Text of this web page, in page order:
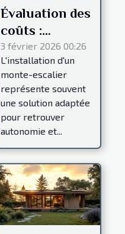
Évaluation des
coûts :
combien
prévoir pour
l'installation
d'un monte-
escalier ?
3 février 2026 00:26
L'installation d'un
monte-escalier
représente souvent
une solution adaptée
pour retrouver
autonomie et...